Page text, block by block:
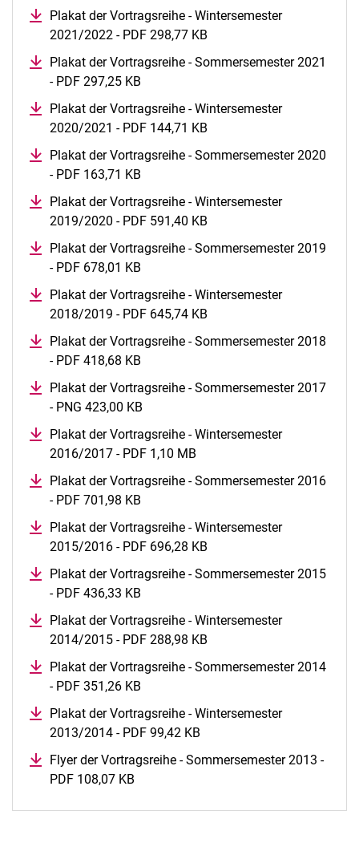
Plakat der Vortragsreihe - Wintersemester
2021/2022 - PDF 298,77 KB
Plakat der Vortragsreihe - Sommersemester 2021
- PDF 297,25 KB
Plakat der Vortragsreihe - Wintersemester
2020/2021 - PDF 144,71 KB
Plakat der Vortragsreihe - Sommersemester 2020
- PDF 163,71 KB
Plakat der Vortragsreihe - Wintersemester
2019/2020 - PDF 591,40 KB
Plakat der Vortragsreihe - Sommersemester 2019
- PDF 678,01 KB
Plakat der Vortragsreihe - Wintersemester
2018/2019 - PDF 645,74 KB
Plakat der Vortragsreihe - Sommersemester 2018
- PDF 418,68 KB
Plakat der Vortragsreihe - Sommersemester 2017
- PNG 423,00 KB
Plakat der Vortragsreihe - Wintersemester
2016/2017 - PDF 1,10 MB
Plakat der Vortragsreihe - Sommersemester 2016
- PDF 701,98 KB
Plakat der Vortragsreihe - Wintersemester
2015/2016 - PDF 696,28 KB
Plakat der Vortragsreihe - Sommersemester 2015
- PDF 436,33 KB
Plakat der Vortragsreihe - Wintersemester
2014/2015 - PDF 288,98 KB
Plakat der Vortragsreihe - Sommersemester 2014
- PDF 351,26 KB
Plakat der Vortragsreihe - Wintersemester
2013/2014 - PDF 99,42 KB
Flyer der Vortragsreihe - Sommersemester 2013 -
PDF 108,07 KB